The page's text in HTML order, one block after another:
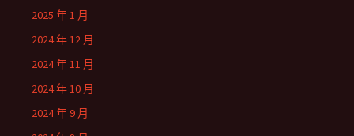
2025 年 1 月
2024 年 12 月
2024 年 11 月
2024 年 10 月
2024 年 9 月